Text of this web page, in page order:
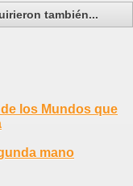
también...
los Mundos que
mano